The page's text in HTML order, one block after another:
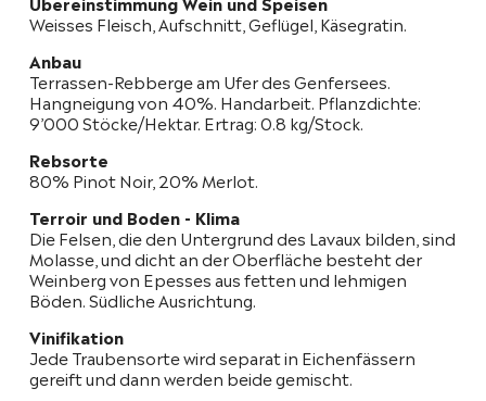
Weisses Fleisch, Aufschnitt, Geflügel, Käsegratin.
Anbau
Terrassen-Rebberge am Ufer des Genfersees.
Hangneigung von 40%. Handarbeit. Pflanzdichte:
9’000 Stöcke/Hektar. Ertrag: 0.8 kg/Stock.
Rebsorte
80% Pinot Noir, 20% Merlot.
Terroir und Boden - Klima
Die Felsen, die den Untergrund des Lavaux bilden, sind
Molasse, und dicht an der Oberfläche besteht der
Weinberg von Epesses aus fetten und lehmigen
Böden. Südliche Ausrichtung.
Vinifikation
Jede Traubensorte wird separat in Eichenfässern
gereift und dann werden beide gemischt.